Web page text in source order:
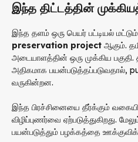
இந்த திட்டத்தின்
இந்த தளம் ஒரு பெயர் பட்டியல்
preservation project ஆகும்.
அடையாளத்தின் ஒரு முக்கிய
அதிகமாக பயன்படுத்தப்படுவதால்,
வருகின்றன.
இந்த பிரச்சினையை தீர்க்கும்
விழிப்புணர்வை ஏற்படுத்துகிறது.
பயன்படுத்தும் பழக்கத்தை